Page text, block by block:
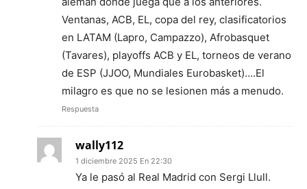
Ventanas, ACB, EL, copa del rey, clasificatorios
en LATAM (Lapro, Campazzo), Afrobasquet
(Tavares), playoffs ACB y EL, torneos de verano
de ESP (JJOO, Mundiales Eurobasket)….El
milagro es que no se lesionen más a menudo.
Respuesta
wally112
1 diciembre 2025 En 22:30
Ya le pasó al Real Madrid con Sergi Llull.